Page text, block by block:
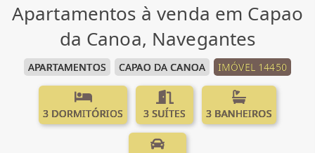
Apartamentos à venda em Capao
da Canoa, Navegantes
APARTAMENTOS CAPAO DA CANOA IMÓVEL 14450
3 DORMITÓRIOS 3 SUÍTES 3 BANHEIROS